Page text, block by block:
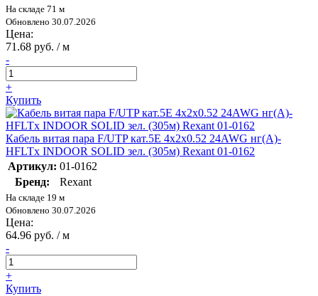
На складе 71 м
Обновлено 30.07.2026
Цена:
71.68 руб. / м
-
+
Купить
Кабель витая пара F/UTP кат.5E 4х2х0.52 24AWG нг(А)-
HFLTx INDOOR SOLID зел. (305м) Rexant 01-0162
Артикул: 01-0162
Бренд:
Rexant
На складе 19 м
Обновлено 30.07.2026
Цена:
64.96 руб. / м
-
+
Купить